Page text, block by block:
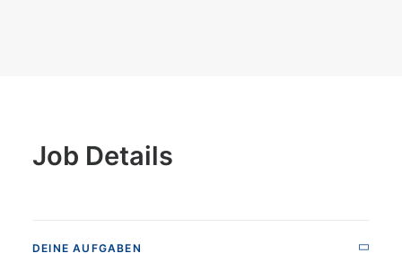
Job Details
DEINE AUFGABEN